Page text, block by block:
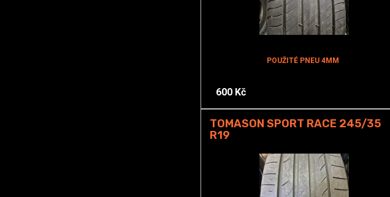
POUŽITÉ PNEU 4MM
600 Kč
TOMASON SPORT RACE 245/35
R19